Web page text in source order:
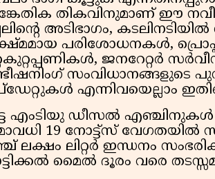
തികവിനുമാണ് ഈ
അടിഭാഗം,
പരിശോധനകൾ,
ജനറേറ്റർ
സംവിധാനങ്ങളുടെ
എന്നിവയെല്ലാം
എംടിയു ഡീസൽ
19 നോട്ട്സ് വേഗതയിൽ
ലക്ഷം ലിറ്റർ ഇന്ധനം
മൈൽ ദൂരം വരെ